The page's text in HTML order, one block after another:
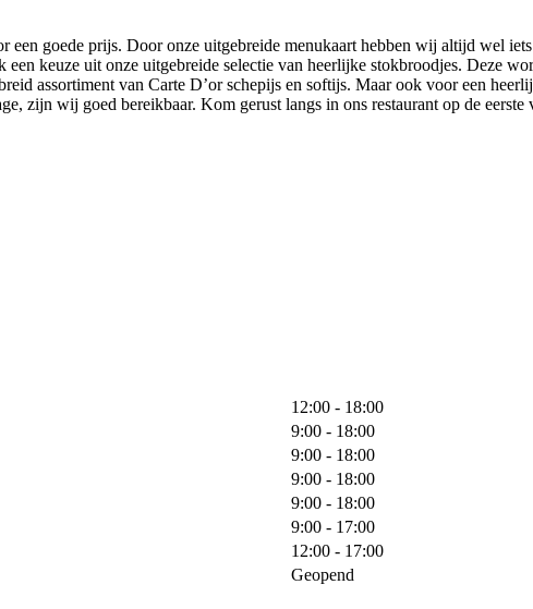
goede prijs. Door onze uitgebreide menukaart hebben wij altijd wel
keuze uit onze uitgebreide selectie van heerlijke stokbroodjes. Deze
assortiment van Carte D’or schepijs en softijs. Maar ook voor een
zijn wij goed bereikbaar. Kom gerust langs in ons restaurant op de
12:00 - 18:00
9:00 - 18:00
9:00 - 18:00
9:00 - 18:00
9:00 - 18:00
9:00 - 17:00
12:00 - 17:00
Geopend